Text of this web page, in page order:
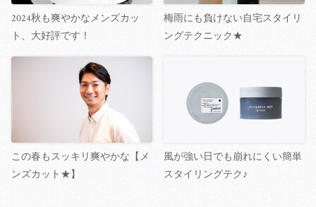
2024秋も爽やかなメンズカッ
ト、大好評です！
梅雨にも負けない自宅スタイリ
ングテクニック★
この春もスッキリ爽やかな【メ
ンズカット★】
風が強い日でも崩れにくい簡単
スタイリングテク♪